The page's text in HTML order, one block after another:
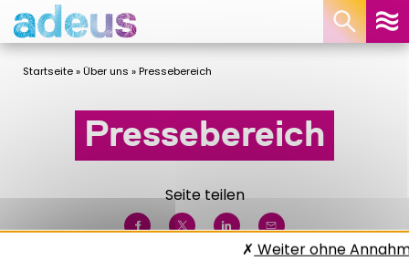
Startseite»Über uns »Pressebereich
Pressebereich
Seite teilen
Cookie-Einstellungen
Weiter ohne